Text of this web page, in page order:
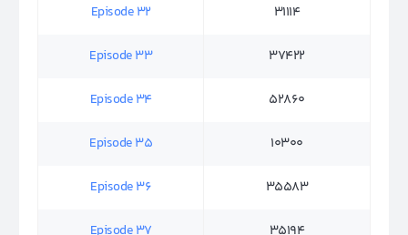
31114
Episode 32
37422
Episode 33
52860
Episode 34
10300
Episode 35
35583
Episode 36
35194
Episode 37